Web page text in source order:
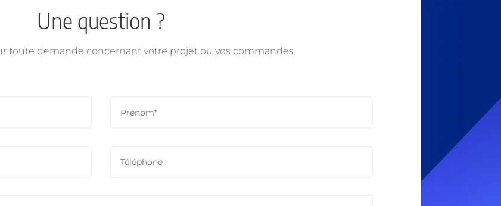
Une question ?
toute demande concernant votre projet ou vos commandes.